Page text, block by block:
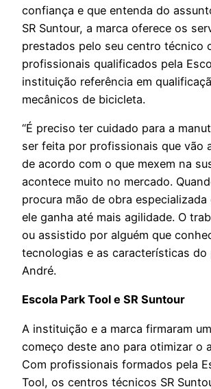
confiança e que entenda do
SR Suntour, a marca oferece os
prestados pelo seu centro técnico
profissionais qualificados pela
instituição referência em
mecânicos de bicicleta.
“É preciso ter cuidado para a
ser feita por profissionais que vão
de acordo com o que mexem na
acontece muito no mercado.
procura mão de obra especializada
ele ganha até mais agilidade. O
ou assistido por alguém que
tecnologias e as características do
André.
Escola Park Tool e SR Suntour
A instituição e a marca firmaram
começo deste ano para otimizar o
Com profissionais formados pela
Tool, os centros técnicos SR